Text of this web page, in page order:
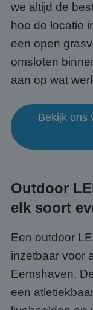
we altijd de
hoe de locatie
een open
omsloten
aan op wat
Bekijk ons
Outdoor
elk soort
Een outdoor
inzetbaar voor
Eemshaven.
een